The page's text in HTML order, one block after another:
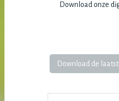
Download onze
Download de